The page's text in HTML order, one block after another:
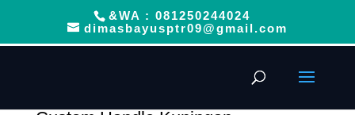
&WA : 081250244024
dimasbayusptr09@gmail.com